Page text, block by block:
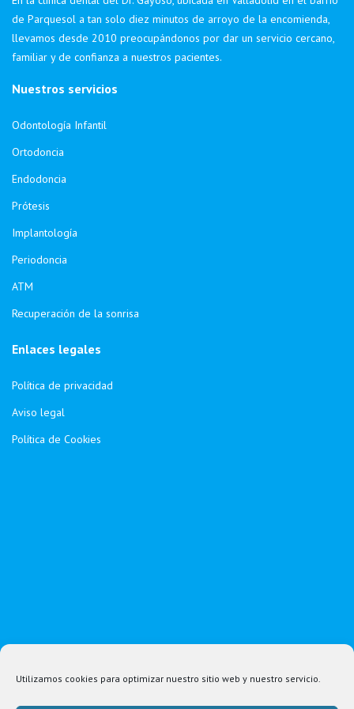
Utilizamos cookies para optimizar nuestro sitio web y nuestro servicio.
de Parquesol a tan solo diez minutos de arroyo de la encomienda,
llevamos desde 2010 preocupándonos por dar un servicio cercano,
familiar y de confianza a nuestros pacientes.
Nuestros servicios
Odontología Infantil
Ortodoncia
Endodoncia
Prótesis
Implantología
Periodoncia
ATM
Recuperación de la sonrisa
Enlaces legales
Política de privacidad
Aviso legal
Política de Cookies